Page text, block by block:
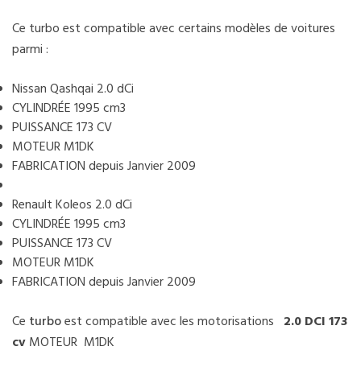
Ce turbo est compatible avec certains modèles de voitures
parmi :
Nissan Qashqai 2.0 dCi
CYLINDRÉE 1995 cm3
PUISSANCE 173 CV
MOTEUR M1DK
FABRICATION depuis Janvier 2009
Renault Koleos 2.0 dCi
CYLINDRÉE 1995 cm3
PUISSANCE 173 CV
MOTEUR M1DK
FABRICATION depuis Janvier 2009
Ce turboest compatible avec les motorisations 2.0 DCI 173
cvMOTEUR M1DK